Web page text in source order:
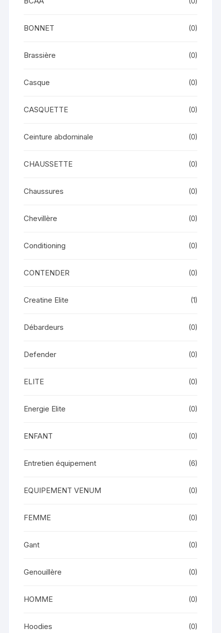
BONNET (0)
Brassière (0)
Casque (0)
CASQUETTE (0)
Ceinture abdominale (0)
CHAUSSETTE (0)
Chaussures (0)
Chevillère (0)
Conditioning (0)
CONTENDER (0)
Creatine Elite (1)
Débardeurs (0)
Defender (0)
ELITE (0)
Energie Elite (0)
ENFANT (0)
Entretien équipement (6)
EQUIPEMENT VENUM (0)
FEMME (0)
Gant (0)
Genouillère (0)
HOMME (0)
Hoodies (0)